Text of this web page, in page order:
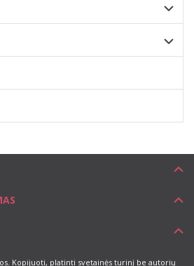
Kopijuoti, platinti svetainės turinį be autorių